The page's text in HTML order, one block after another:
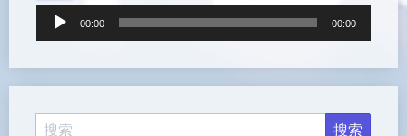
放
00:00 00:00